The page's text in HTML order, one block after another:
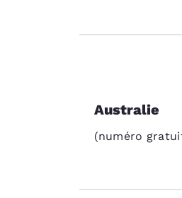
Australie
(numéro